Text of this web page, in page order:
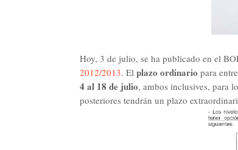
Hoy, 3 de julio, se ha publicado en el
2012/2013. El plazo ordinario para
4 al 18 de julio, ambos inclusives, para
posteriores tendrán un plazo